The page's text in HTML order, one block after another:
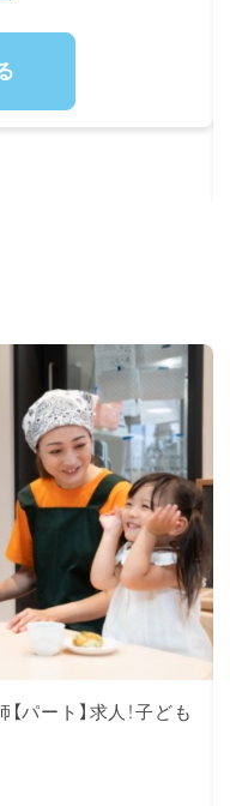
身に着けるお手伝いを
パート】求人！子ども